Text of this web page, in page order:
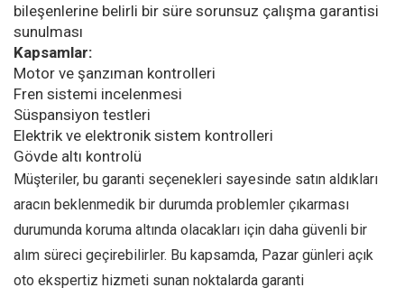
bileşenlerine belirli bir süre sorunsuz çalışma garantisi
sunulması
Kapsamlar:
Motor ve şanzıman kontrolleri
Fren sistemi incelenmesi
Süspansiyon testleri
Elektrik ve elektronik sistem kontrolleri
Gövde altı kontrolü
Müşteriler, bu garanti seçenekleri sayesinde satın aldıkları
aracın beklenmedik bir durumda problemler çıkarması
durumunda koruma altında olacakları için daha güvenli bir
alım süreci geçirebilirler. Bu kapsamda, Pazar günleri açık
oto ekspertiz hizmeti sunan noktalarda garanti